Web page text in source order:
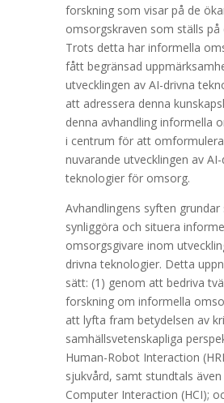
forskning som visar på de
omsorgskraven som ställs på
Trots detta har informella
fått begränsad
utvecklingen av AI-drivna
att adressera denna
denna avhandling informella
i centrum för att
nuvarande utvecklingen av AI-
teknologier för omsorg.
Avhandlingens syften
synliggöra och situera
omsorgsgivare inom
drivna teknologier. Detta
sätt: (1) genom att bedriva
forskning om informella
att lyfta fram betydelsen av
samhällsvetenskapliga
Human-Robot Interaction
sjukvård, samt stundtals
Computer Interaction (HCI);